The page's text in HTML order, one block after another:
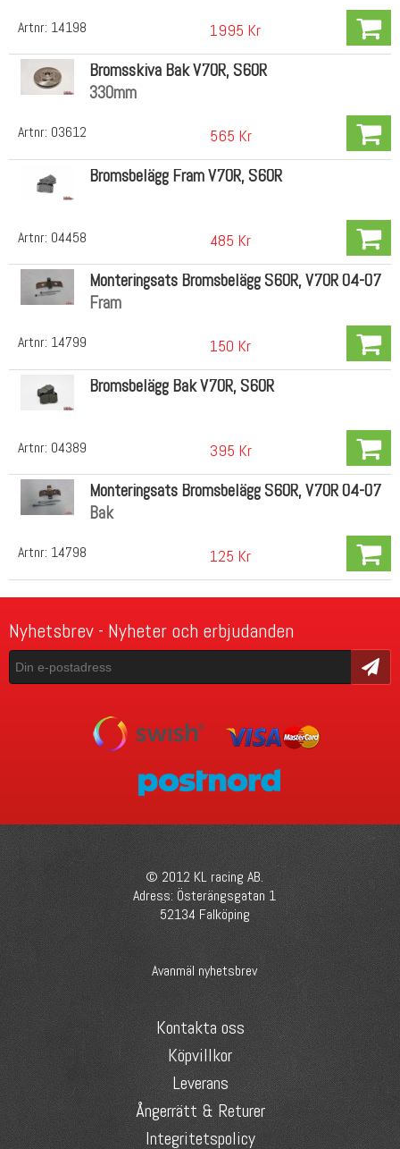
Artnr: 14198 1995 Kr
Artnr: 03612
Bromsskiva Bak V70R, S60R
330mm
565 Kr
Artnr: 04458
Bromsbelägg Fram V70R, S60R
485 Kr
Artnr: 14799
Monteringsats Bromsbelägg S60R, V70R 04-07
Fram
150 Kr
Artnr: 04389
Bromsbelägg Bak V70R, S60R
395 Kr
Artnr: 14798
Monteringsats Bromsbelägg S60R, V70R 04-07
Bak
125 Kr
Nyhetsbrev - Nyheter och erbjudanden
Skicka
© 2012 KL racing AB.
Adress: Österängsgatan 1
52134 Falköping
Avanmäl nyhetsbrev
Kontakta oss
Köpvillkor
Leverans
Ångerrätt & Returer
Integritetspolicy